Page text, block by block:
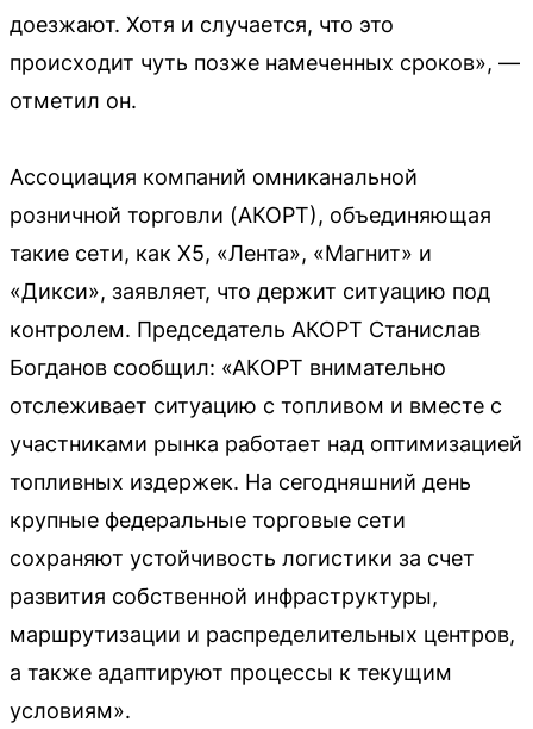
доезжают. Хотя и случается, что это
происходит чуть позже намеченных сроков», —
отметил он.
Ассоциация компаний омниканальной
розничной торговли (АКОРТ), объединяющая
такие сети, как Х5, «Лента», «Магнит» и
«Дикси», заявляет, что держит ситуацию под
контролем. Председатель АКОРТ Станислав
Богданов сообщил: «АКОРТ внимательно
отслеживает ситуацию с топливом и вместе с
участниками рынка работает над оптимизацией
топливных издержек. На сегодняшний день
крупные федеральные торговые сети
сохраняют устойчивость логистики за счет
развития собственной инфраструктуры,
маршрутизации и распределительных центров,
а также адаптируют процессы к текущим
условиям».